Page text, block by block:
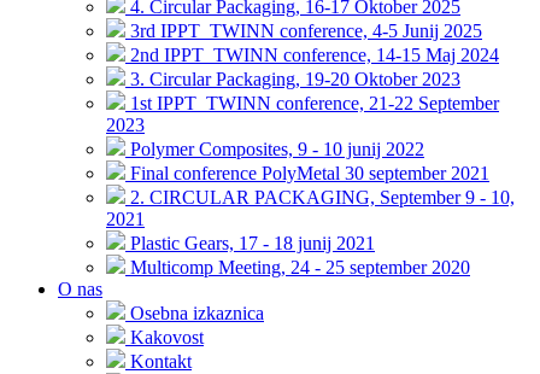
4. Circular Packaging, 16-17 Oktober 2025
3rd IPPT_TWINN conference, 4-5 Junij 2025
2nd IPPT_TWINN conference, 14-15 Maj 2024
3. Circular Packaging, 19-20 Oktober 2023
1st IPPT_TWINN conference, 21-22 September
2023
Polymer Composites, 9 - 10 junij 2022
Final conference PolyMetal 30 september 2021
2. CIRCULAR PACKAGING, September 9 - 10,
2021
Plastic Gears, 17 - 18 junij 2021
Multicomp Meeting, 24 - 25 september 2020
O nas
Osebna izkaznica
Kakovost
Kontakt